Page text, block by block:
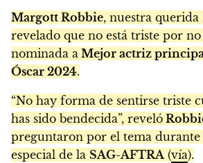
Margott Robbie, nuestra querida
revelado que no está triste por
nominada a Mejor actriz
Óscar 2024.
“No hay forma de sentirse triste
has sido bendecida”, reveló
preguntaron por el tema
especial de la SAG-AFTRA(vía).